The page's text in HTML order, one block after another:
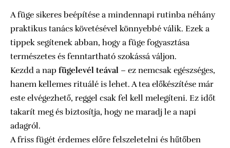
A füge sikeres beépítése a mindennapi rutinba néhány
praktikus tanács követésével könnyebbé válik. Ezek a
tippek segítenek abban, hogy a füge fogyasztása
természetes és fenntartható szokássá váljon.
Kezdd a nap fügelevél teával – ez nemcsak egészséges,
hanem kellemes rituálé is lehet. A tea előkészítése már
este elvégezhető, reggel csak fel kell melegíteni. Ez időt
takarít meg és biztosítja, hogy ne maradj le a napi
adagról.
A friss fügét érdemes előre felszeletelni és hűtőben